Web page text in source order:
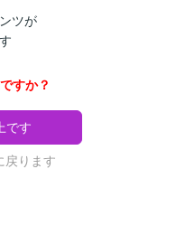
ツが
すか？
です
戻ります